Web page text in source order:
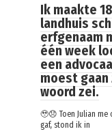
Ik maakte
landhuis
erfgenaam
één week
een
moest
woord zei.
🥹😞 Toen Julian
gaf, stond ik in